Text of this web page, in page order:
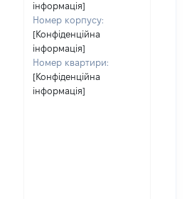
інформація]
Номер корпусу:
[Конфіденційна
інформація]
Номер квартири:
[Конфіденційна
інформація]